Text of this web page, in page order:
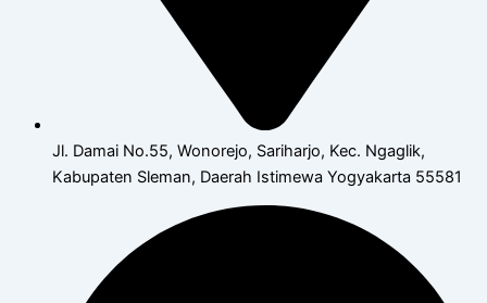
Jl. Damai No.55, Wonorejo, Sariharjo, Kec. Ngaglik,
Kabupaten Sleman, Daerah Istimewa Yogyakarta 55581